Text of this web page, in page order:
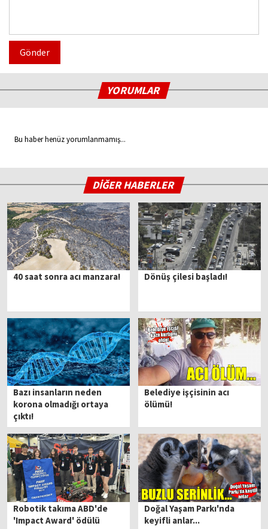
Gönder
YORUMLAR
Bu haber henüz yorumlanmamış...
DİĞER HABERLER
40 saat sonra acı manzara! Dönüş çilesi başladı!
Bazı insanların neden
korona olmadığı ortaya
çıktı!
Belediye işçisinin acı
ölümü!
Robotik takıma ABD'de
'Impact Award' ödülü
Doğal Yaşam Parkı'nda
keyifli anlar...